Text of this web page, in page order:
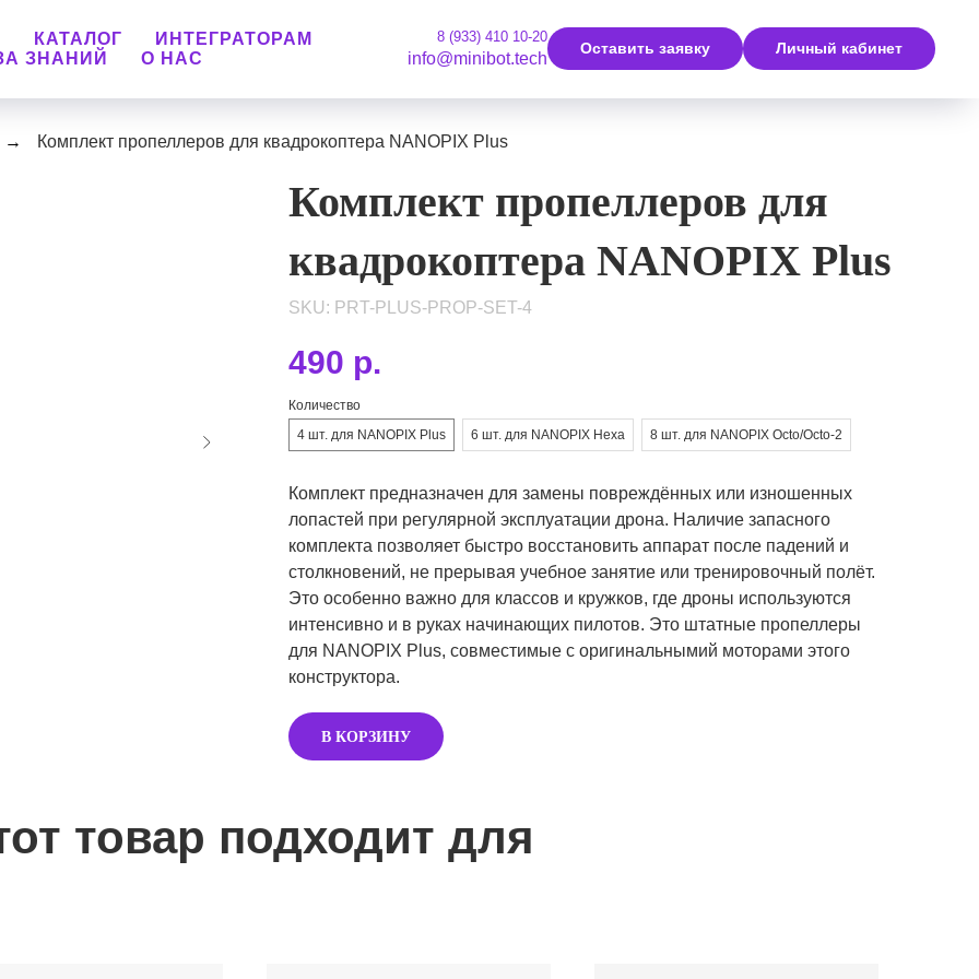
КАТАЛОГ
ИНТЕГРАТОРАМ
ЗНАНИЙ
О НАС
8 (933) 410 10-20
info@minibot.tech
Оставить заявку Личный кабинет
→ Комплект пропеллеров для квадрокоптера NANOPIX Plus
Комплект пропеллеров для
квадрокоптера NANOPIX Plus
SKU: PRT-PLUS-PROP-SET-4
490 р.
Количество
4 шт. для NANOPIX Plus
6 шт. для NANOPIX Hexa 8 шт. для NANOPIX Octo/Octo-2
Комплект предназначен для замены повреждённых или изношенных
лопастей при регулярной эксплуатации дрона. Наличие запасного
комплекта позволяет быстро восстановить аппарат после падений и
столкновений, не прерывая учебное занятие или тренировочный полёт.
Это особенно важно для классов и кружков, где дроны используются
интенсивно и в руках начинающих пилотов. Это штатные пропеллеры
для NANOPIX Plus, совместимые с оригинальнымий моторами этого
конструктора.
В КОРЗИНУ
товар подходит для